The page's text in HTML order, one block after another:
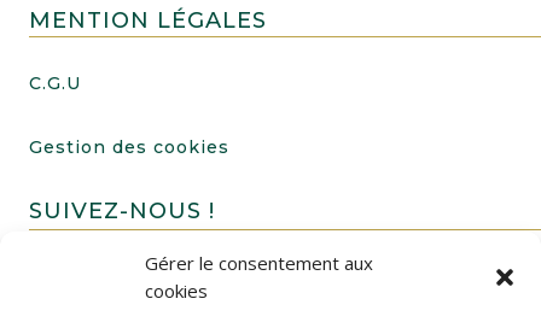
Gérer le consentement aux
cookies
MENTION LÉGALES
C.G.U
Gestion des cookies
SUIVEZ-NOUS !